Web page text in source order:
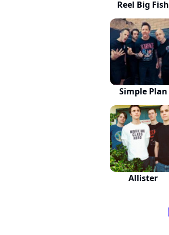
Reel Big Fish
Simple Plan
Allister